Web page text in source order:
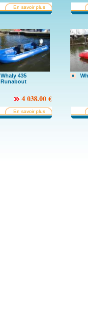
En savoir plus
Whaly 435
Runabout
4 038.00 €
En savoir plus